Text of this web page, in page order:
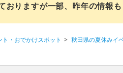
おりますが一部、昨年の情報
・おでかけスポット 秋田県の夏休みイ